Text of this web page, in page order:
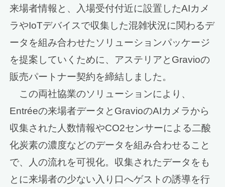
来場者情報と、入場受付付近に設置したAIカメ
ラやIoTデバイスで収集した混雑状況に関わるデ
ータを組み合わせたソリューションパッケージ
を提案していくために、アステリアとGravioの
販売パートナー契約を締結しました。
この両社協業のソリューションにより、
Entréeの来場者データとGravioのAIカメラから
収集された人数情報やCO2センサーによる二酸
化炭素の濃度などのデータを組み合わせること
で、人の流れを可視化。収集されたデータをも
とに来場者の少ない入り口へゲストの誘導を行